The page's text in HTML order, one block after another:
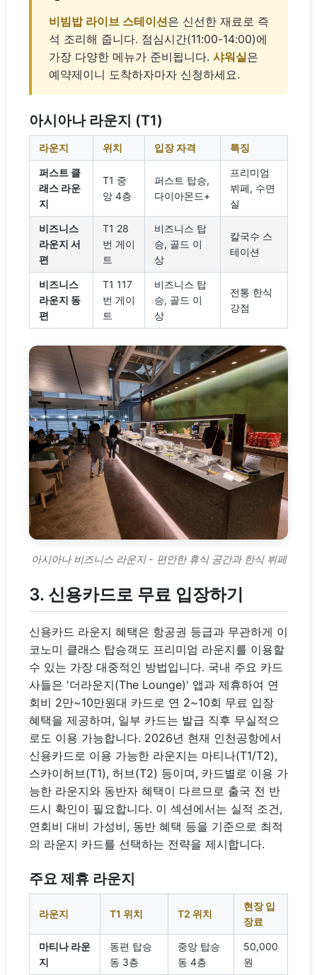
비빔밥 라이브 스테이션은 신선한 재료로 즉
석 조리해 줍니다. 점심시간(11:00-14:00)에
가장 다양한 메뉴가 준비됩니다. 샤워실은
예약제이니 도착하자마자 신청하세요.
아시아나 라운지 (T1)
라운지 위치 입장 자격 특징
퍼스트 클
래스 라운
지
T1 중
앙 4층
퍼스트 탑승,
다이아몬드+
프리미엄
뷔페, 수면
실
비즈니스
라운지 서
편
T1 28
번 게이
트
비즈니스 탑
승, 골드 이
상
칼국수 스
테이션
비즈니스
라운지 동
편
T1 117
번 게이
트
비즈니스 탑
승, 골드 이
상
전통 한식
강점
아시아나 비즈니스 라운지 - 편안한 휴식 공간과 한식 뷔페
3. 신용카드로 무료 입장하기
신용카드 라운지 혜택은 항공권 등급과 무관하게 이
코노미 클래스 탑승객도 프리미엄 라운지를 이용할
수 있는 가장 대중적인 방법입니다. 국내 주요 카드
사들은 '더라운지(The Lounge)' 앱과 제휴하여 연
회비 2만~10만원대 카드로 연 2~10회 무료 입장
혜택을 제공하며, 일부 카드는 발급 직후 무실적으
로도 이용 가능합니다. 2026년 현재 인천공항에서
신용카드로 이용 가능한 라운지는 마티나(T1/T2),
스카이허브(T1), 허브(T2) 등이며, 카드별로 이용 가
능한 라운지와 동반자 혜택이 다르므로 출국 전 반
드시 확인이 필요합니다. 이 섹션에서는 실적 조건,
연회비 대비 가성비, 동반 혜택 등을 기준으로 최적
의 라운지 카드를 선택하는 전략을 제시합니다.
주요 제휴 라운지
라운지 T1 위치 T2 위치
현장 입
장료
마티나 라운
지
동편 탑승
동 3층
중앙 탑승
동 4층
50,000
원